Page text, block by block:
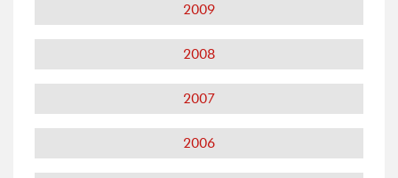
2009
2008
2007
2006